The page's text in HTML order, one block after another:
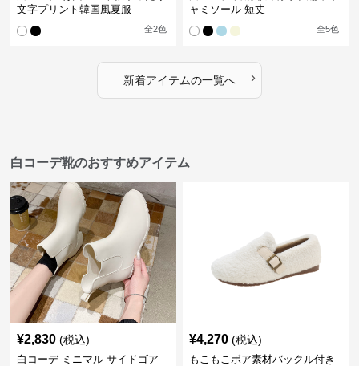
文字プリント韓国風夏服
全2色
ャミソール 短丈
全5色
新着アイテムの一覧へ ›
白コーデ靴のおすすめアイテム
¥2,830 (税込)
白コーデ ミニマル サイドゴア
¥4,270 (税込)
もこもこボア素材バックル付き